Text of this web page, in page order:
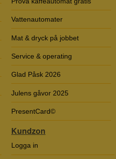
Vattenautomater
Mat & dryck på jobbet
Service & operating
Glad Påsk 2026
Julens gåvor 2025
PresentCard©
Kundzon
Logga in